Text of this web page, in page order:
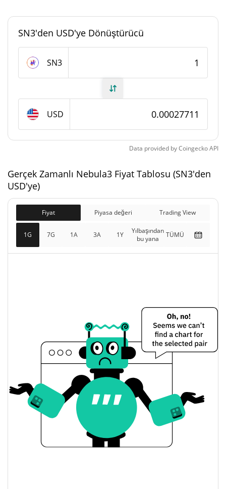
Nebula3 Arzı
Toplam Arz 1.000.000.000 SN3
Piyasa Değeri
$101.347
Tamamen Seyreltilmiş
Piyasa değeri
$277.436
Dünkü Nebula3 Fiyatı
$0,0002757954 /
$0,00027561779
Dünkü Değişim 0.51%
Bitcoin Fiyat Geçmişi
7g Düşük/7g Yüksek
$0,00026111142 /
SN3'den USD'ye Dönüştürücü
SN3
USD
Data provided byCoingeckoAPI
Gerçek Zamanlı Nebula3 Fiyat Tablosu (SN3'den
USD'ye)
Fiyat Piyasa değeri Trading View
1G 7G 1A 3A 1Y
Yılbaşından
bu yana
TÜMÜ